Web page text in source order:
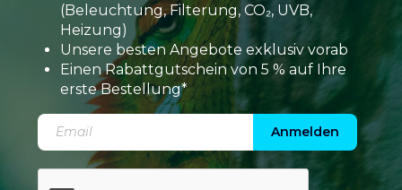
(Beleuchtung, Filterung, CO₂, UVB,
Heizung)
Unsere besten Angebote exklusiv vorab
Einen Rabattgutschein von 5 % auf Ihre
erste Bestellung*
Anmelden